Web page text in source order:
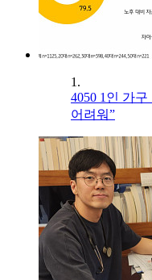
1.
4050 1인 가구
어려워”